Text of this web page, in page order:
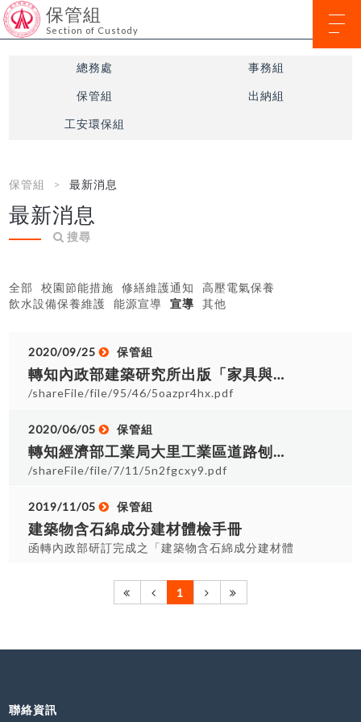
保管組
Section of Custody
總務處 事務組
保管組 出納組
工安環保組
保管組 最新消息
最新消息
搜尋
全部 校園節能措施 修繕維護通知
高壓電氣保養
飲水設備保養維護
能源宣導 宣導 其他
2020/09/25 保管組
轉知內政部建築研究所出版「家具與家電防震對策參考手冊」
/shareFile/file/95/46/5oazpr4hx.pdf
2020/06/05 保管組
轉知經濟部工業局大里工業區道路刨鋪工程
/shareFile/file/7/11/5n2fgcxy9.pdf
2019/11/05 保管組
建築物含石綿成分建材體檢手冊
函轉內政部研訂完成之「建築物含石綿成分建材體
物拆除資訊專區下載。
1
聯絡資訊